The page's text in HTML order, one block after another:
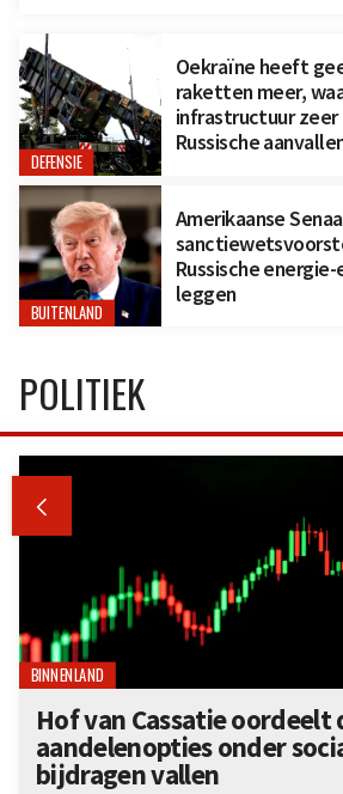
DEFENSIE
Oekraïne heeft
raketten meer,
infrastructuur
Russische
BUITENLAND
Amerikaanse
Russische
leggen
POLITIEK

BINNENLAND
Hof van Cassatie oordeelt
aandelenopties onder
bijdragen vallen